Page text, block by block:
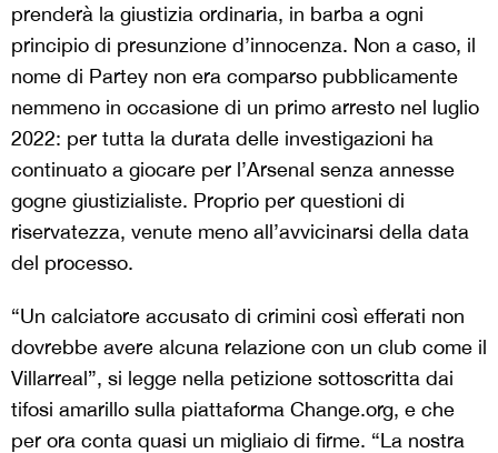
prenderà la giustizia ordinaria, in barba a ogni
principio di presunzione d’innocenza. Non a caso, il
nome di Partey non era comparso pubblicamente
nemmeno in occasione di un primo arresto nel luglio
2022: per tutta la durata delle investigazioni ha
continuato a giocare per l’Arsenal senza annesse
gogne giustizialiste. Proprio per questioni di
riservatezza, venute meno all’avvicinarsi della data
del processo.
“Un calciatore accusato di crimini così efferati non
dovrebbe avere alcuna relazione con un club come il
Villarreal”, si legge nella petizione sottoscritta dai
tifosi amarillo sulla piattaforma Change.org, e che
per ora conta quasi un migliaio di firme. “La nostra